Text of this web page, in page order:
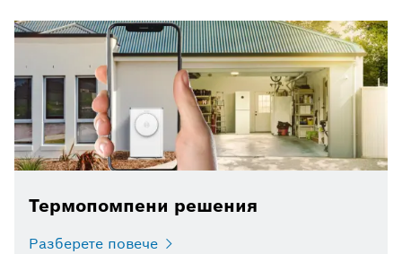
Термопомпени решения
Разберете повече